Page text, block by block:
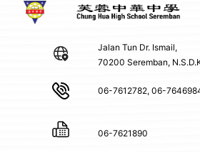
Jalan Tun Dr. Ismail,
70200 Seremban,
06-7612782, 06-
06-7621890